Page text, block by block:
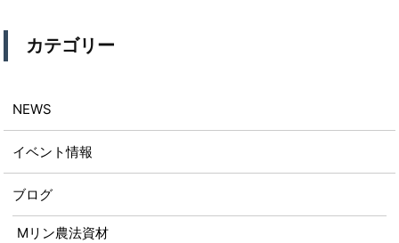
カテゴリー
NEWS
イベント情報
ブログ
Mリン農法資材